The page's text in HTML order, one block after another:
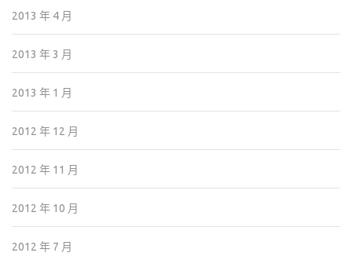
2013 年 4 月
2013 年 3 月
2013 年 1 月
2012 年 12 月
2012 年 11 月
2012 年 10 月
2012 年 7 月